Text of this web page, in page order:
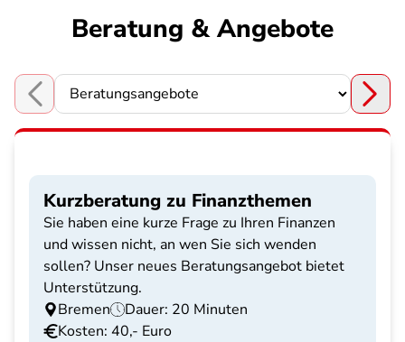
Beratung & Angebote
Choose a section
Kurzberatung zu Finanzthemen
Sie haben eine kurze Frage zu Ihren Finanzen
und wissen nicht, an wen Sie sich wenden
sollen? Unser neues Beratungsangebot bietet
Unterstützung.
Bremen
Dauer: 20 Minuten
Kosten: 40,- Euro